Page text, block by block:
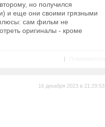
но получился
и еще они своими грязными
сам фильм не
оригиналы - кроме
|
16 декабря 2023 в 21:29:53